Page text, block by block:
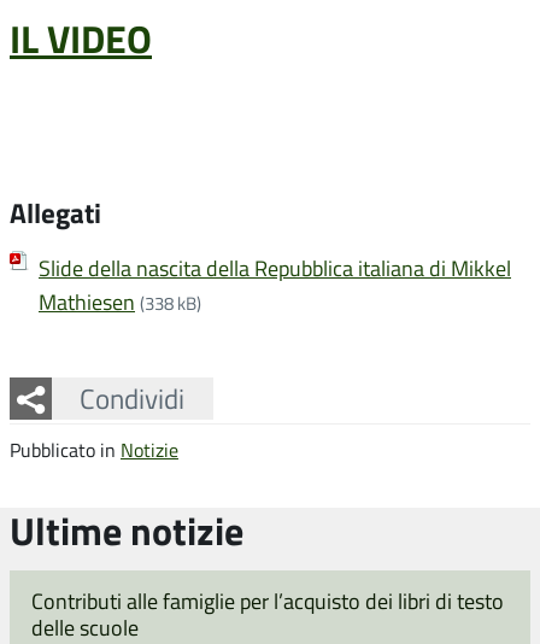
IL VIDEO
Allegati
Slide della nascita della Repubblica italiana di Mikkel
Mathiesen (338 kB)
Condividi
Facebook
Twitter
Whatsapp
Pubblicato in Notizie
Ultime notizie
Contributi alle famiglie per l’acquisto dei libri di testo
delle scuole